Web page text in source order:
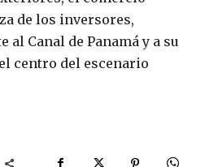
de los inversores,
al Canal de Panamá y a su
centro del escenario